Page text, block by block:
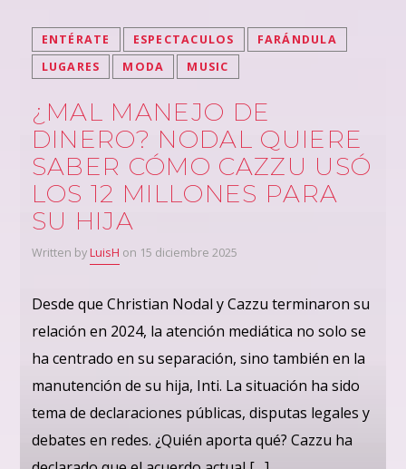
ENTÉRATE ESPECTACULOS
FARÁNDULA
LUGARES
MODA MUSIC
¿MAL MANEJO DE
DINERO? NODAL QUIERE
SABER CÓMO CAZZU USÓ
LOS 12 MILLONES PARA
SU HIJA
Written by LuisH on 15 diciembre 2025
Desde que Christian Nodal y Cazzu terminaron su
relación en 2024, la atención mediática no solo se
ha centrado en su separación, sino también en la
manutención de su hija, Inti. La situación ha sido
tema de declaraciones públicas, disputas legales y
debates en redes. ¿Quién aporta qué? Cazzu ha